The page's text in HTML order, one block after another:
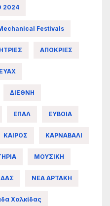
2024
Festivals
ΑΠΟΚΡΙΕΣ
ΔΙΕΘΝΗ
ΕΠΑΛ ΕΥΒΟΙΑ
ΚΑΙΡΟΣ ΚΑΡΝΑΒΑΛΙ
ΜΟΥΣΙΚΗ
ΝΕΑ ΑΡΤΑΚΗ
Χαλκίδας